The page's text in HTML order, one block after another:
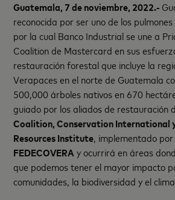
Guatemala, 7 de noviembre, 2022.-
reconocida por ser uno de los
por la cual Banco Industrial se une a
Coalition de Mastercard en sus
restauración forestal que incluye la
Verapaces en el norte de Guatemala
500,000 árboles nativos en 670
guiado por los aliados de restauración
Coalition, Conservation International
Resources Institute, implementado por
FEDECOVERA y ocurrirá en áreas
que podemos tener el mayor impacto
comunidades, la biodiversidad y el